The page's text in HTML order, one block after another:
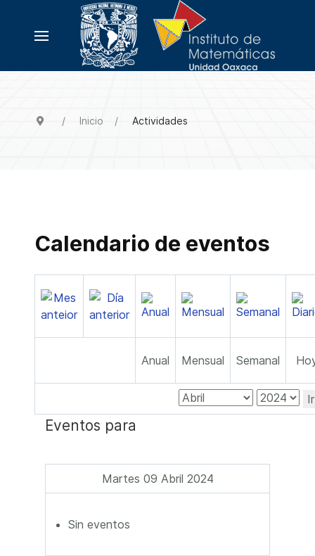
Inicio Actividades
Calendario de eventos
Anual Mensual Semanal
Eventos para
Martes 09 Abril 2024
Sin eventos